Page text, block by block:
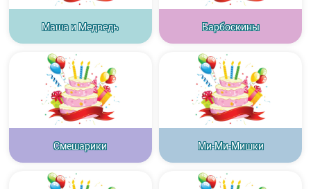
Маша и Медведь Барбоскины
Смешарики Ми-Ми-Мишки